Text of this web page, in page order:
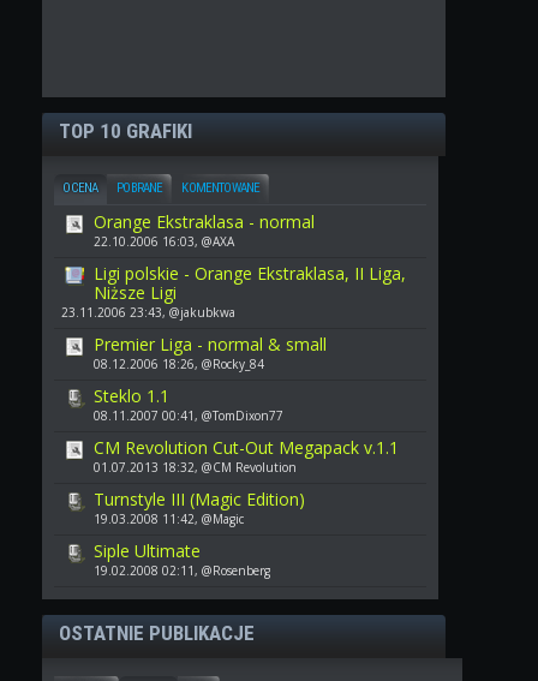
TOP 10 GRAFIKI
OCENA POBRANE KOMENTOWANE
Orange Ekstraklasa - normal
22.10.2006 16:03, @AXA
Ligi polskie - Orange Ekstraklasa, II Liga,
Niższe Ligi
23.11.2006 23:43, @jakubkwa
Premier Liga - normal & small
08.12.2006 18:26, @Rocky_84
Steklo 1.1
08.11.2007 00:41, @TomDixon77
CM Revolution Cut-Out Megapack v.1.1
01.07.2013 18:32, @CM Revolution
Turnstyle III (Magic Edition)
19.03.2008 11:42, @Magic
Siple Ultimate
19.02.2008 02:11, @Rosenberg
OSTATNIE PUBLIKACJE